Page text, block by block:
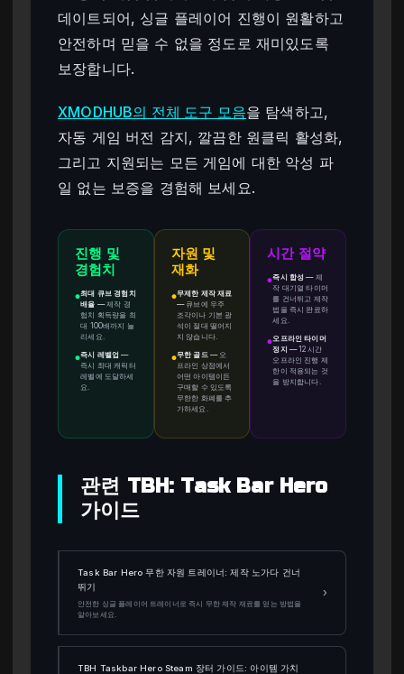
데이트되어, 싱글 플레이어 진행이 원활하고
안전하며 믿을 수 없을 정도로 재미있도록
보장합니다.
XMODHUB의 전체 도구 모음을 탐색하고,
자동 게임 버전 감지, 깔끔한 원클릭 활성화,
그리고 지원되는 모든 게임에 대한 악성 파
일 없는 보증을 경험해 보세요.
진행 및
경험치
●최대 큐브 경험치
배율 —제작 경
험치 획득량을 최
대 100배까지 늘
리세요.
●즉시 레벨업 —
즉시 최대 캐릭터
레벨에 도달하세
요.
자원 및
재화
●무제한 제작 재료
— 큐브에 우주
조각이나 기본 광
석이 절대 떨어지
지 않습니다.
●무한 골드 — 오
프라인 상점에서
어떤 아이템이든
구매할 수 있도록
무한한 화폐를 추
가하세요.
시간 절약
●즉시 합성 — 제
작 대기열 타이머
를 건너뛰고 제작
법을 즉시 완료하
세요.
●오프라인 타이머
정지 —12시간
오프라인 진행 제
한이 적용되는 것
을 방지합니다.
관련 TBH: Task Bar Hero
가이드
Task Bar Hero 무한 자원 트레이너: 제작 노가다 건너
뛰기
안전한 싱글 플레이어 트레이너로 즉시 무한 제작 재료를 얻는 방법을
알아보세요.
›
TBH Taskbar Hero Steam 장터 가이드: 아이템 가치